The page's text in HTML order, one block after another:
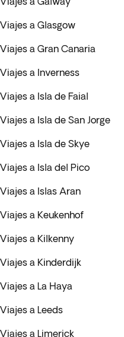
Viajes a Glasgow
Viajes a Gran Canaria
Viajes a Inverness
Viajes a Isla de Faial
Viajes a Isla de San Jorge
Viajes a Isla de Skye
Viajes a Isla del Pico
Viajes a Islas Aran
Viajes a Keukenhof
Viajes a Kilkenny
Viajes a Kinderdijk
Viajes a La Haya
Viajes a Leeds
Viajes a Limerick